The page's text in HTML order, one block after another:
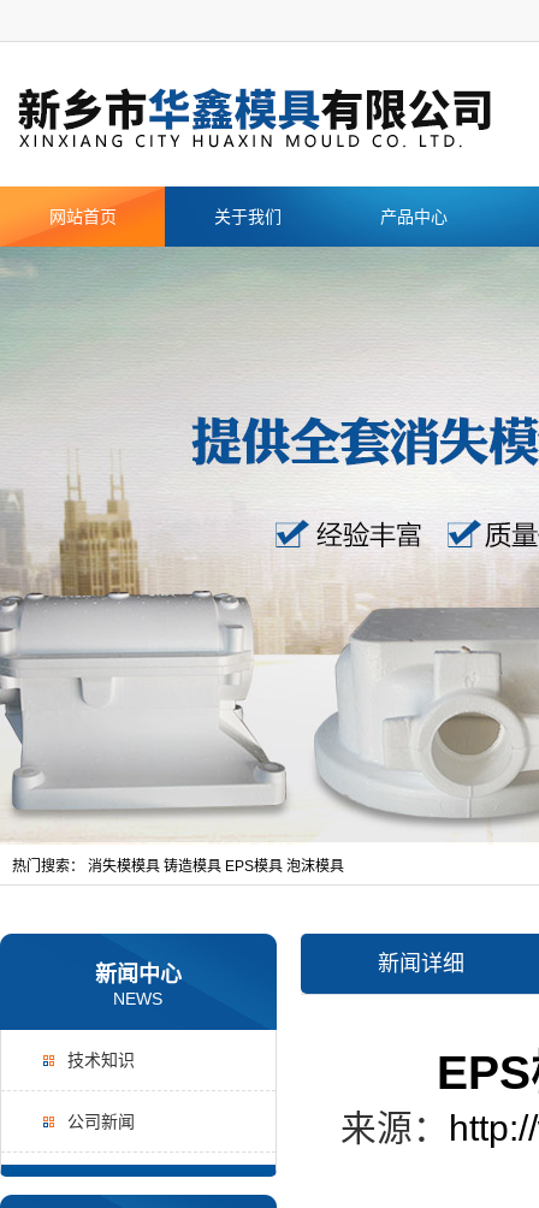
网站首页 关于我们 产品中心
热门搜索： 消失模模具 铸造模具 EPS模具 泡沫模具
新闻中心
NEWS
技术知识
公司新闻
新闻详细
来源：